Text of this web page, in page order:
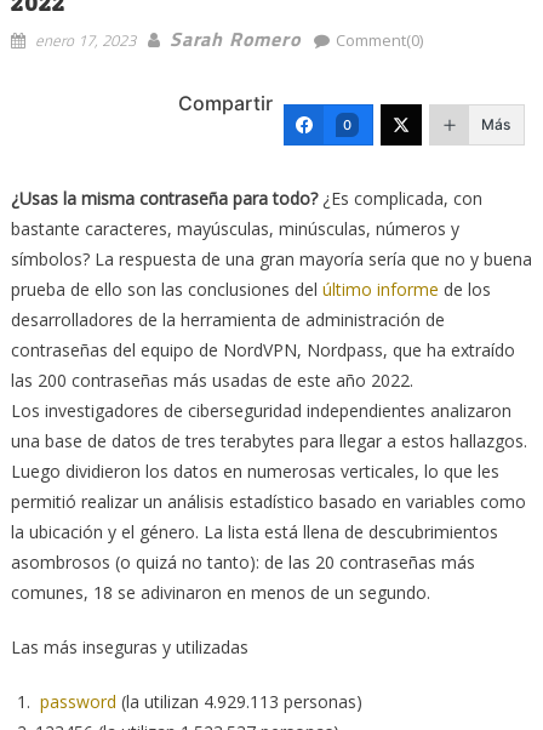
enero 17, 2023 Sarah Romero Comment(0)
Compartir
0 Más
¿Usas la misma contraseña para todo?¿Es complicada, con
bastante caracteres, mayúsculas, minúsculas, números y
símbolos? La respuesta de una gran mayoría sería que no y buena
prueba de ello son las conclusiones del último informe de los
desarrolladores de la herramienta de administración de
contraseñas del equipo de NordVPN, Nordpass, que ha extraído
las 200 contraseñas más usadas de este año 2022.
Los investigadores de ciberseguridad independientes analizaron
una base de datos de tres terabytes para llegar a estos hallazgos.
Luego dividieron los datos en numerosas verticales, lo que les
permitió realizar un análisis estadístico basado en variables como
la ubicación y el género. La lista está llena de descubrimientos
asombrosos (o quizá no tanto): de las 20 contraseñas más
comunes, 18 se adivinaron en menos de un segundo.
Las más inseguras y utilizadas
password (la utilizan 4.929.113 personas)